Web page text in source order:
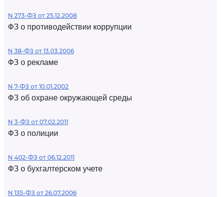
N 273-ФЗ от 25.12.2008
ФЗ о противодействии коррупции
N 38-ФЗ от 13.03.2006
ФЗ о рекламе
N 7-ФЗ от 10.01.2002
ФЗ об охране окружающей среды
N 3-ФЗ от 07.02.2011
ФЗ о полиции
N 402-ФЗ от 06.12.2011
ФЗ о бухгалтерском учете
N 135-ФЗ от 26.07.2006